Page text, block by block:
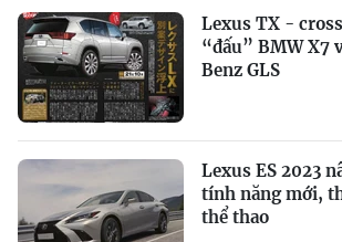
Lexus TX -
“đấu” BMW X7
Benz GLS
Lexus ES 2023
tính năng mới,
thể thao